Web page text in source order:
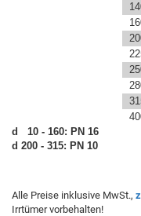
d 10 - 160: PN 16
d 200 - 315: PN 10
Alle Preise inklusive MwSt.,
Irrtümer vorbehalten!